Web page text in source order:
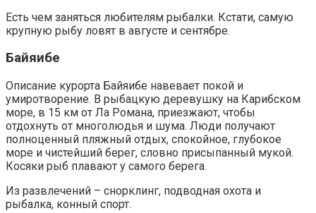
Есть чем заняться любителям рыбалки. Кстати, самую
крупную рыбу ловят в августе и сентябре.
Байяибе
Описание курорта Байяибе навевает покой и
умиротворение. В рыбацкую деревушку на Карибском
море, в 15 км от Ла Романа, приезжают, чтобы
отдохнуть от многолюдья и шума. Люди получают
полноценный пляжный отдых, спокойное, глубокое
море и чистейший берег, словно присыпанный мукой.
Косяки рыб плавают у самого берега.
Из развлечений – снорклинг, подводная охота и
рыбалка, конный спорт.